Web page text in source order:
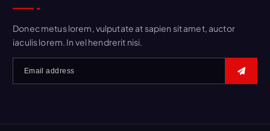
Donec metus lorem, vulputate at sapien sit amet, auctor
iaculis lorem. In vel hendrerit nisi.